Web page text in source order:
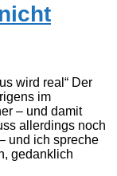
wird real“ Der
im
– und damit
allerdings noch
und ich spreche
gedanklich